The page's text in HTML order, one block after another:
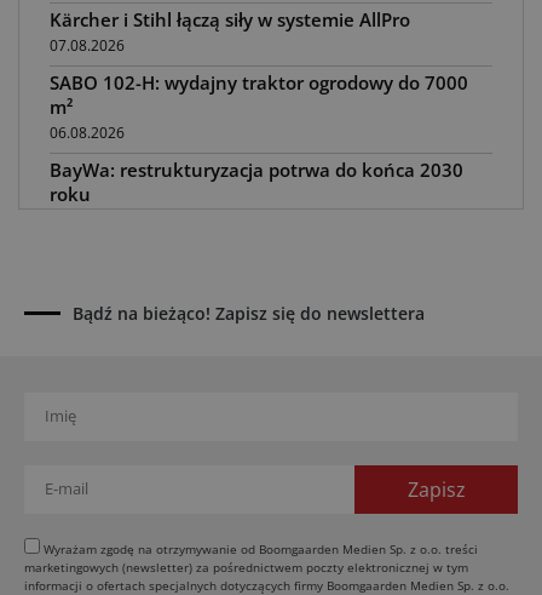
Kärcher i Stihl łączą siły w systemie AllPro
07.08.2026
SABO 102-H: wydajny traktor ogrodowy do 7000
m²
06.08.2026
BayWa: restrukturyzacja potrwa do końca 2030
roku
04.08.2026
03.08.2026
bijakowe
Rzepak hybrydowy: sposób na wyższą rentowność
02.08.2026
Bądź na bieżąco! Zapisz się do newslettera
Wyrażam zgodę na otrzymywanie od Boomgaarden Medien Sp. z o.o. treści
marketingowych (newsletter) za pośrednictwem poczty elektronicznej w tym
informacji o ofertach specjalnych dotyczących firmy Boomgaarden Medien Sp. z o.o.